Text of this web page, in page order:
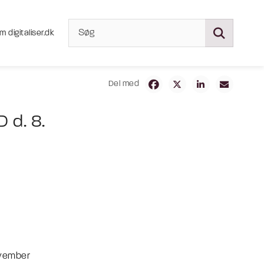
digitaliser.dk
Del med
d. 8.